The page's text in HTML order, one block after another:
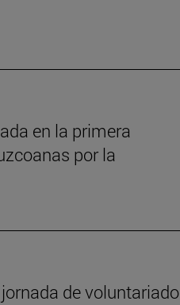
en la primera
por la
de voluntariado